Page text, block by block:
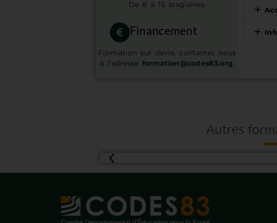
De 8 à 15 stagiaires.
Financement
Formation sur devis, contactez nous
à l’adresse formation@codes83.org.
Autres